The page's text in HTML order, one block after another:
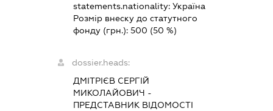
statements.nationality: Україна
Розмір внеску до статутного
фонду (грн.): 500 (50 %)
dossier.heads:
ДМІТРІЄВ СЕРГІЙ
МИКОЛАЙОВИЧ -
ПРЕДСТАВНИК ВІДОМОСТІ